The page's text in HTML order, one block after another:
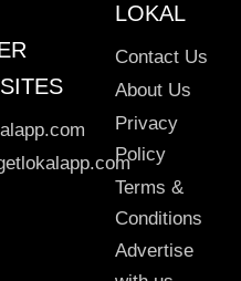
LOKAL
Contact Us
About Us
Privacy
Policy
Terms &
Conditions
Advertise